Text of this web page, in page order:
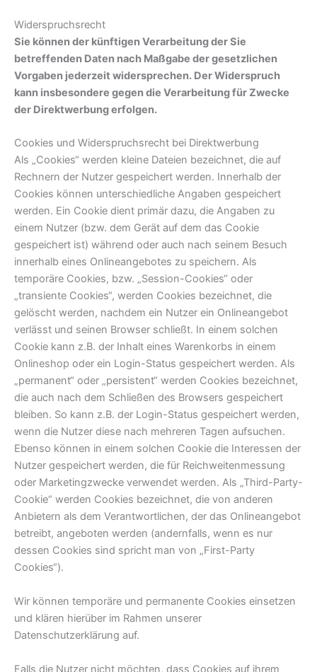
Widerspruchsrecht
Sie können der künftigen Verarbeitung der Sie
betreffenden Daten nach Maßgabe der gesetzlichen
Vorgaben jederzeit widersprechen. Der Widerspruch
kann insbesondere gegen die Verarbeitung für Zwecke
der Direktwerbung erfolgen.
Cookies und Widerspruchsrecht bei Direktwerbung
Als „Cookies“ werden kleine Dateien bezeichnet, die auf
Rechnern der Nutzer gespeichert werden. Innerhalb der
Cookies können unterschiedliche Angaben gespeichert
werden. Ein Cookie dient primär dazu, die Angaben zu
einem Nutzer (bzw. dem Gerät auf dem das Cookie
gespeichert ist) während oder auch nach seinem Besuch
innerhalb eines Onlineangebotes zu speichern. Als
temporäre Cookies, bzw. „Session-Cookies“ oder
„transiente Cookies“, werden Cookies bezeichnet, die
gelöscht werden, nachdem ein Nutzer ein Onlineangebot
verlässt und seinen Browser schließt. In einem solchen
Cookie kann z.B. der Inhalt eines Warenkorbs in einem
Onlineshop oder ein Login-Status gespeichert werden. Als
„permanent“ oder „persistent“ werden Cookies bezeichnet,
die auch nach dem Schließen des Browsers gespeichert
bleiben. So kann z.B. der Login-Status gespeichert werden,
wenn die Nutzer diese nach mehreren Tagen aufsuchen.
Ebenso können in einem solchen Cookie die Interessen der
Nutzer gespeichert werden, die für Reichweitenmessung
oder Marketingzwecke verwendet werden. Als „Third-Party-
Cookie“ werden Cookies bezeichnet, die von anderen
Anbietern als dem Verantwortlichen, der das Onlineangebot
betreibt, angeboten werden (andernfalls, wenn es nur
dessen Cookies sind spricht man von „First-Party
Cookies“).
Wir können temporäre und permanente Cookies einsetzen
und klären hierüber im Rahmen unserer
Datenschutzerklärung auf.
Falls die Nutzer nicht möchten, dass Cookies auf ihrem